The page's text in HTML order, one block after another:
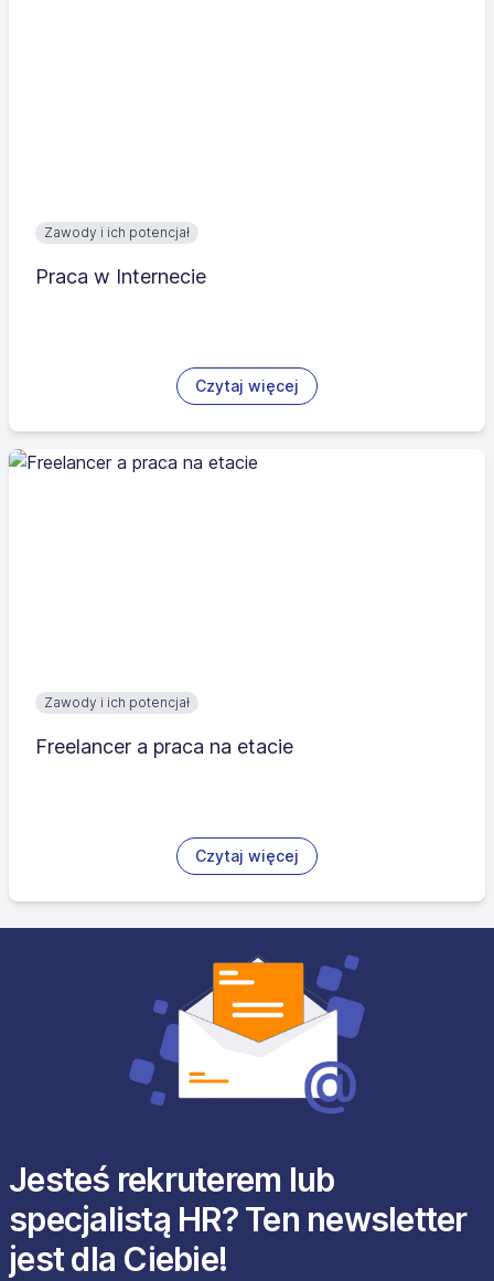
Zawody i ich potencjał
Praca w Internecie
Czytaj więcej
Zawody i ich potencjał
Freelancer a praca na etacie
Czytaj więcej
Jesteś rekruterem lub
specjalistą HR? Ten newsletter
jest dla Ciebie!